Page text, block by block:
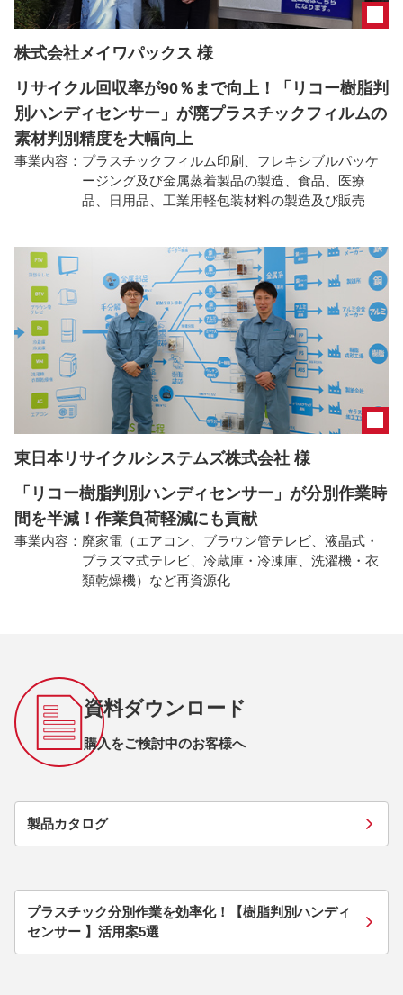
株式会社メイワパックス 様
リサイクル回収率が90％まで向上！「リコー樹脂判
別ハンディセンサー」が廃プラスチックフィルムの
素材判別精度を大幅向上
事業内容： プラスチックフィルム印刷、フレキシブルパッケ
ージング及び金属蒸着製品の製造、食品、医療
品、日用品、工業用軽包装材料の製造及び販売
東日本リサイクルシステムズ株式会社 様
「リコー樹脂判別ハンディセンサー」が分別作業時
間を半減！作業負荷軽減にも貢献
事業内容： 廃家電（エアコン、ブラウン管テレビ、液晶式・
プラズマ式テレビ、冷蔵庫・冷凍庫、洗濯機・衣
類乾燥機）など再資源化
資料ダウンロード
購入をご検討中のお客様へ
製品カタログ
プラスチック分別作業を効率化！【樹脂判別ハンディ
センサー 】活用案5選